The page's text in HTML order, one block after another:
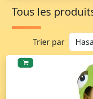
Tous les
Trier par